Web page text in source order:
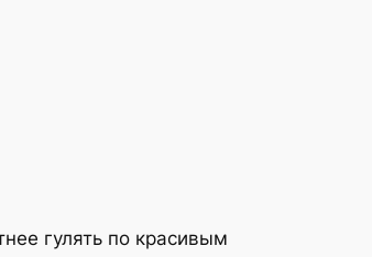
гулять по красивым